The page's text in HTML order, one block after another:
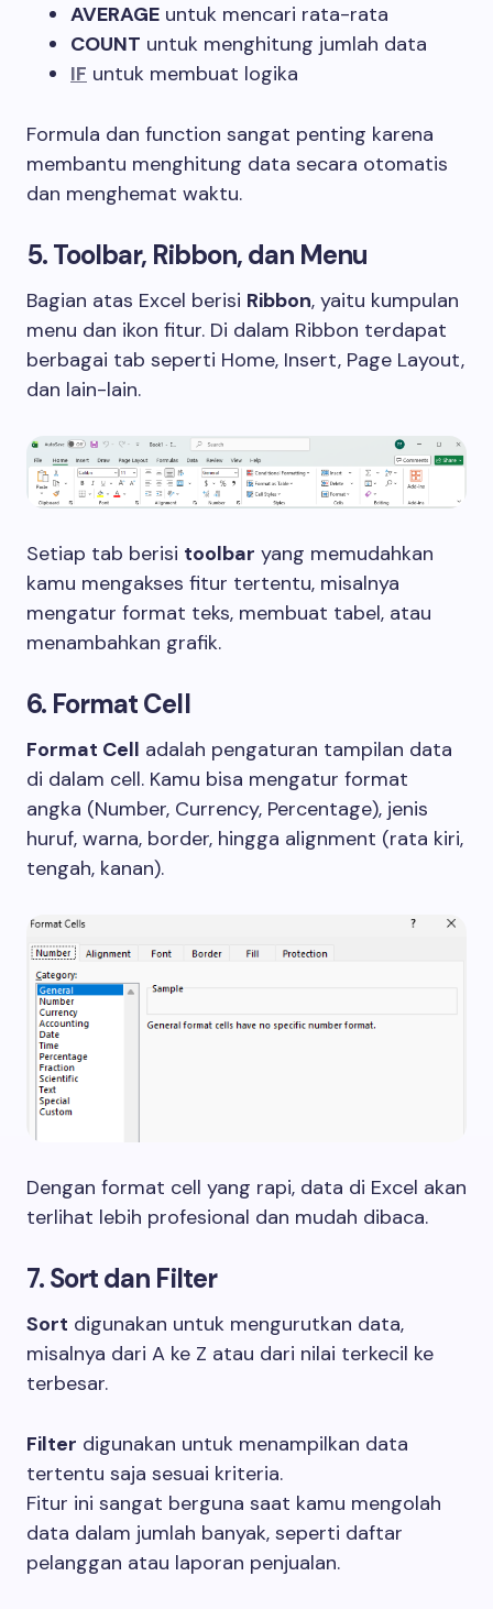
AVERAGE untuk mencari rata-rata
COUNT untuk menghitung jumlah data
IF untuk membuat logika
Formula dan function sangat penting karena
membantu menghitung data secara otomatis
dan menghemat waktu.
5. Toolbar, Ribbon, dan Menu
Bagian atas Excel berisi Ribbon, yaitu kumpulan
menu dan ikon fitur. Di dalam Ribbon terdapat
berbagai tab seperti Home, Insert, Page Layout,
dan lain-lain.
Setiap tab berisi toolbar yang memudahkan
kamu mengakses fitur tertentu, misalnya
mengatur format teks, membuat tabel, atau
menambahkan grafik.
6. Format Cell
Format Cell adalah pengaturan tampilan data
di dalam cell. Kamu bisa mengatur format
angka (Number, Currency, Percentage), jenis
huruf, warna, border, hingga alignment (rata kiri,
tengah, kanan).
Dengan format cell yang rapi, data di Excel akan
terlihat lebih profesional dan mudah dibaca.
7. Sort dan Filter
Sort digunakan untuk mengurutkan data,
misalnya dari A ke Z atau dari nilai terkecil ke
terbesar.
Filter digunakan untuk menampilkan data
tertentu saja sesuai kriteria.
Fitur ini sangat berguna saat kamu mengolah
data dalam jumlah banyak, seperti daftar
pelanggan atau laporan penjualan.